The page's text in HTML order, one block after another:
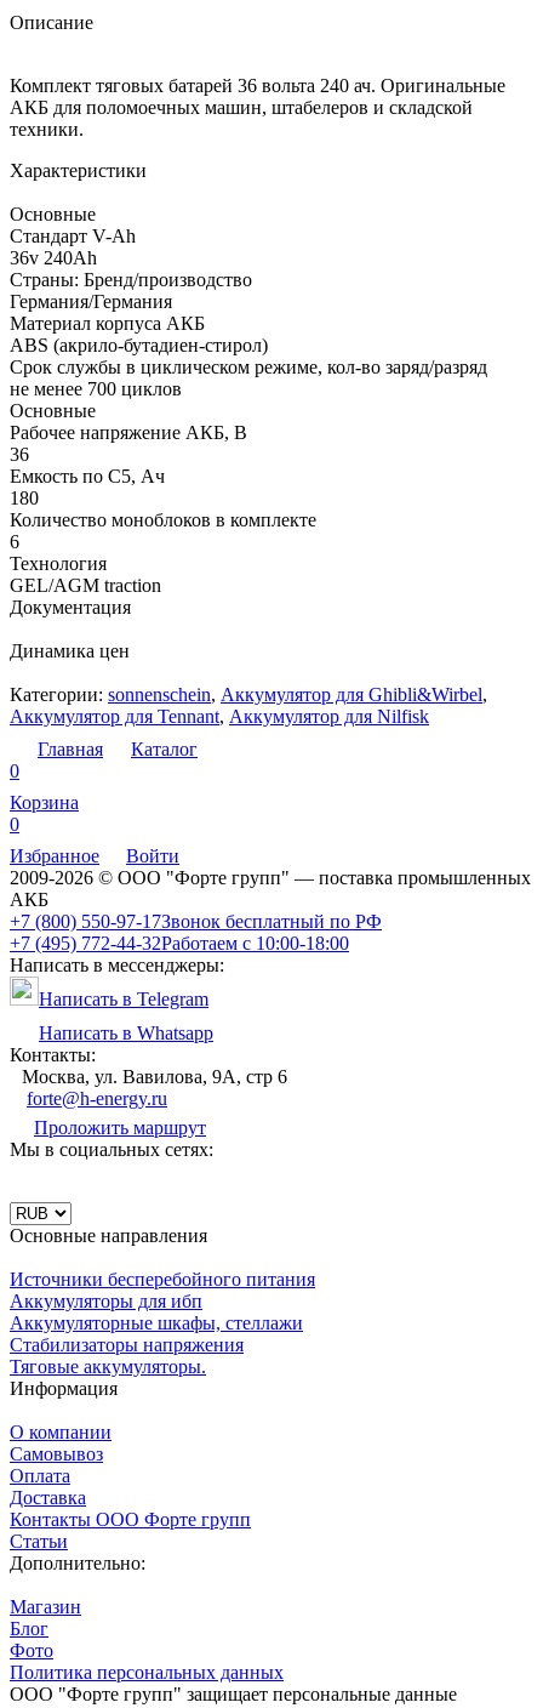
Описание
Комплект тяговых батарей 36 вольта 240 ач. Оригинальные
АКБ для поломоечных машин, штабелеров и складской
техники.
Характеристики
Основные
Стандарт V-Ah
36v 240Ah
Страны: Бренд/производство
Германия/Германия
Материал корпуса АКБ
ABS (акрило-бутадиен-стирол)
Срок службы в циклическом режиме, кол-во заряд/разряд
не менее 700 циклов
Основные
Рабочее напряжение АКБ, B
36
Емкость по С5, Ач
180
Количество моноблоков в комплекте
6
Технология
GEL/AGM traction
Документация
Динамика цен
Категории: sonnenschein, Аккумулятор для Ghibli&Wirbel,
Аккумулятор для Tennant, Аккумулятор для Nilfisk
Главная
Каталог
0
Корзина
0
Избранное
Войти
2009-2026 © ООО "Форте групп" — поставка промышленных
АКБ
+7 (800) 550-97-17Звонок бесплатный по РФ
+7 (495) 772-44-32Работаем с 10:00-18:00
Написать в мессенджеры:
Написать в Telegram
Написать в Whatsapp
Контакты:
Москва, ул. Вавилова, 9А, стр 6
forte@h-energy.ru
Проложить маршрут
Мы в социальных сетях:
Основные направления
Источники бесперебойного питания
Аккумуляторы для ибп
Аккумуляторные шкафы, стеллажи
Стабилизаторы напряжения
Тяговые аккумуляторы.
Информация
О компании
Самовывоз
Оплата
Доставка
Контакты ООО Форте групп
Статьи
Дополнительно:
Магазин
Блог
Фото
Политика персональных данных
ООО "Форте групп" защищает персональные данные